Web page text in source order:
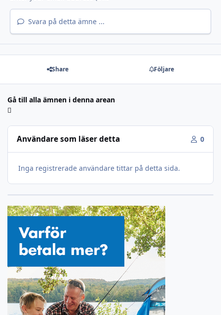
Svara på detta ämne ...
Share Följare
Gå till alla ämnen i denna arean
Användare som läser detta 0
Inga registrerade användare tittar på detta sida.